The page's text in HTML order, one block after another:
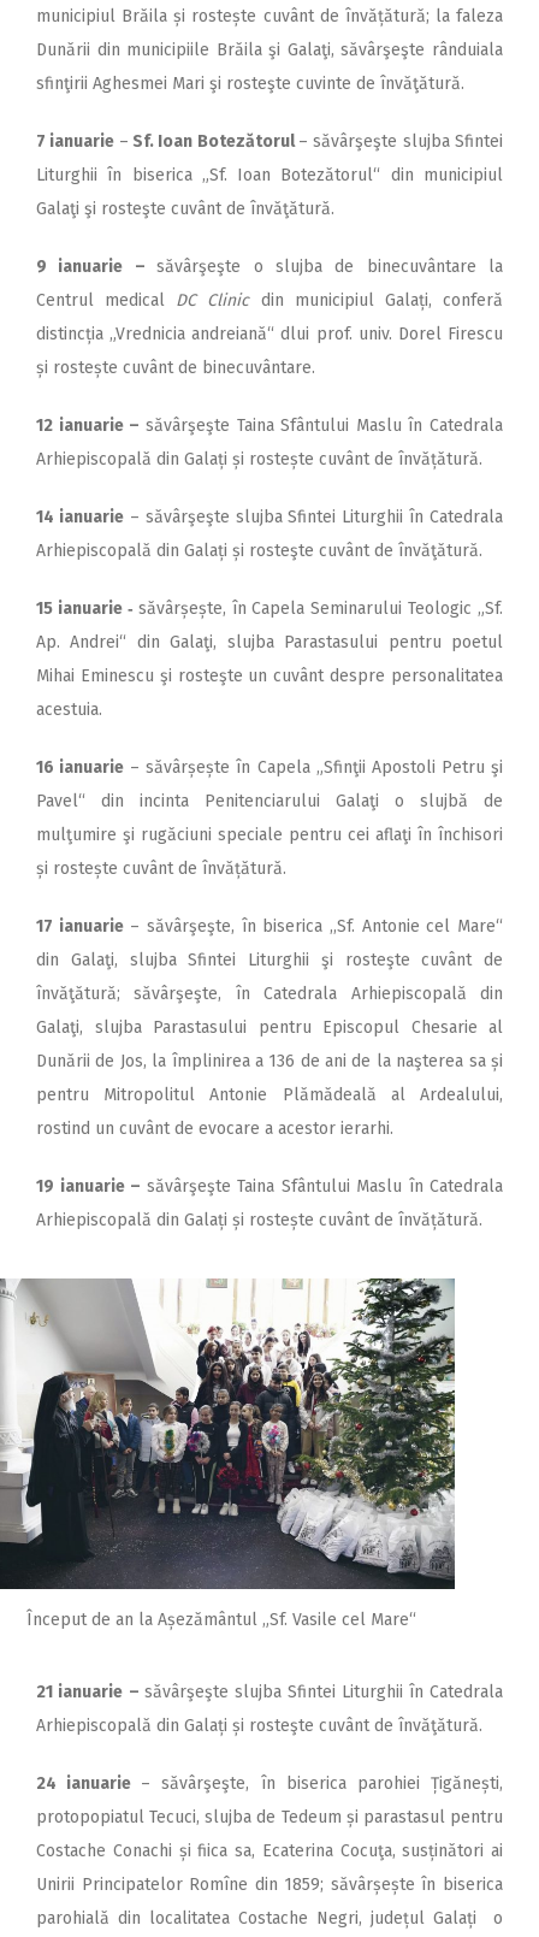
municipiul Brăila și rostește cuvânt de învățătură; la faleza
Dunării din municipiile Brăila şi Galaţi, săvârşeşte rânduiala
sfinţirii Aghesmei Mari şi rosteşte cuvinte de învăţătură.
7 ianuarie – Sf. Ioan Bo­te­zătorul– săvârşeşte slujba Sfintei
Liturghii în biserica „Sf. Ioan Botezătorul“ din municipiul
Galaţi şi rosteşte cuvânt de învăţătură.
9 ianuarie –săvârşeşte o slujba de binecuvântare la
Centrul medical DC Clinicdin municipiul Galați, conferă
distincția „Vrednicia andreiană“ dlui prof. univ. Dorel Firescu
și rostește cuvânt de binecuvântare.
12 ianuarie – săvârşeşte Taina Sfântului Maslu în Catedrala
Arhiepiscopală din Galați și rostește cuvânt de învățătură.
14 ianuarie– săvârşeşte slujba Sfintei Liturghii în Catedrala
Arhiepiscopală din Galați și rosteşte cuvânt de învăţătură.
15 ianuarie ‑ săvârșește, în Capela Seminarului Teologic „Sf.
Ap. Andrei“ din Galaţi, slujba Parastasului pentru poetul
Mihai Eminescu şi rosteşte un cuvânt despre personalitatea
acestuia.
16 ianuarie – săvârșește în Capela „Sfinţii Apostoli Petru şi
Pavel“ din incinta Penitenciarului Galaţi o slujbă de
mulţumire şi rugăciuni speciale pentru cei aflaţi în închisori
și rostește cuvânt de învățătură.
17 ianuarie– săvârşeşte, în biserica ,,Sf. Antonie cel Mare“
din Galaţi, slujba Sfintei Liturghii şi rosteşte cuvânt de
învăţătură; săvârşeşte, în Catedrala Arhiepis­copală din
Galaţi, sluj­ba Parastasului pentru Episcopul Chesarie al
Dunării de Jos, la împlinirea a 136 de ani de la naşterea sa și
pentru Mitropolitul Antonie Plămădeală al Ardealului,
rostind un cuvânt de evocare a acestor ierarhi.
19 ianuarie – săvârşeşte Taina Sfântului Maslu în Catedrala
Arhiepiscopală din Galați și rostește cuvânt de învățătură.
Început de an la Așezământul „Sf. Vasile cel Mare“
21 ianuarie – săvârşeşte slujba Sfintei Liturghii în Catedrala
Arhiepiscopală din Galați și rosteşte cuvânt de învăţătură.
24 ianuarie – săvârşeşte, în biserica parohiei Țigănești,
protopopiatul Tecuci, slujba de Tedeum și parastasul pentru
Costache Conachi și fiica sa, Ecaterina Cocuţa, susținători ai
Unirii Principatelor Romîne din 1859; săvârșește în biserica
parohială din localitatea Costache Negri, județul Galați o